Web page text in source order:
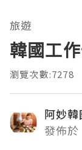
旅遊
韓國工
瀏覽次數:7278
阿妙
發佈